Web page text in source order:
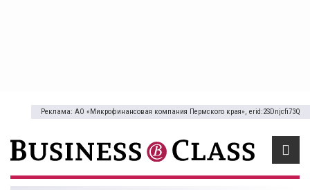
Реклама: АО «Микрофинансовая компания Пермского края», erid:2SDnjcfi73Q